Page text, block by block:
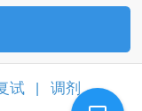
试 调剂